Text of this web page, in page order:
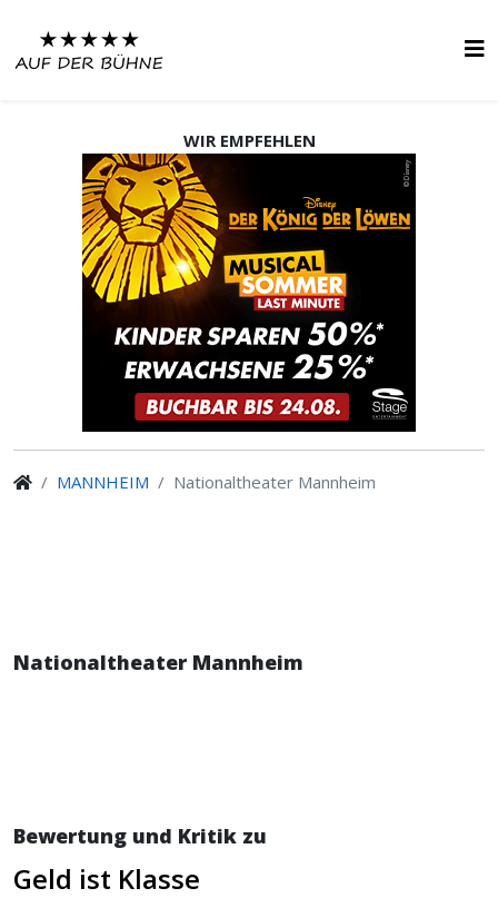
WIR EMPFEHLEN
MANNHEIM Nationaltheater Mannheim
Nationaltheater Mannheim
Bewertung und Kritik zu
Geld ist Klasse